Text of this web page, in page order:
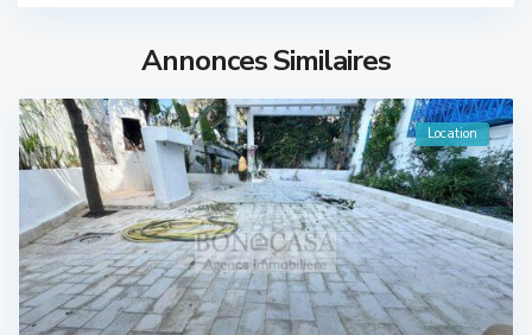
Annonces Similaires
Location